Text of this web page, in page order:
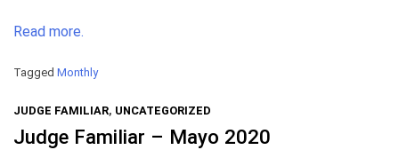
Read more.
Tagged Monthly
JUDGE FAMILIAR, UNCATEGORIZED
Judge Familiar – Mayo 2020